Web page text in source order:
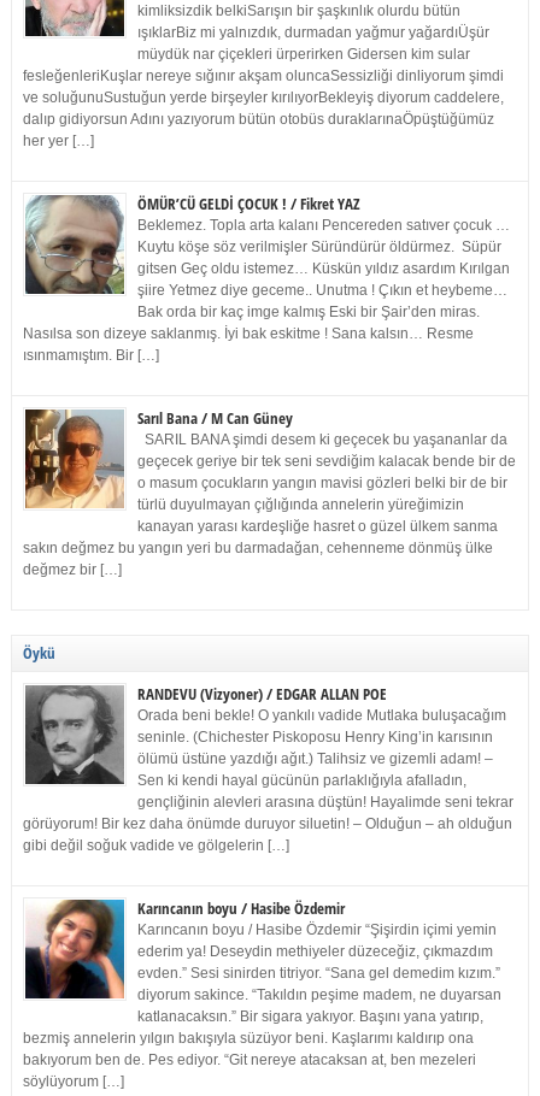
kimliksizdik belkiSarışın bir şaşkınlık olurdu bütün
ışıklarBiz mi yalnızdık, durmadan yağmur yağardıÜşür
müydük nar çiçekleri ürperirken Gidersen kim sular
fesleğenleriKuşlar nereye sığınır akşam oluncaSessizliği dinliyorum şimdi
ve soluğunuSustuğun yerde birşeyler kırılıyorBekleyiş diyorum caddelere,
dalıp gidiyorsun Adını yazıyorum bütün otobüs duraklarınaÖpüştüğümüz
her yer […]
ÖMÜR’CÜ GELDİ ÇOCUK ! / Fikret YAZ
Beklemez. Topla arta kalanı Pencereden satıver çocuk …
Kuytu köşe söz verilmişler Süründürür öldürmez. Süpür
gitsen Geç oldu istemez… Küskün yıldız asardım Kırılgan
şiire Yetmez diye geceme.. Unutma ! Çıkın et heybeme…
Bak orda bir kaç imge kalmış Eski bir Şair’den miras.
Nasılsa son dizeye saklanmış. İyi bak eskitme ! Sana kalsın… Resme
ısınmamıştım. Bir […]
Sarıl Bana / M Can Güney
SARIL BANA şimdi desem ki geçecek bu yaşananlar da
geçecek geriye bir tek seni sevdiğim kalacak bende bir de
o masum çocukların yangın mavisi gözleri belki bir de bir
türlü duyulmayan çığlığında annelerin yüreğimizin
kanayan yarası kardeşliğe hasret o güzel ülkem sanma
sakın değmez bu yangın yeri bu darmadağan, cehenneme dönmüş ülke
değmez bir […]
Öykü
RANDEVU (Vizyoner) / EDGAR ALLAN POE
Orada beni bekle! O yankılı vadide Mutlaka buluşacağım
seninle. (Chichester Piskoposu Henry King’in karısının
ölümü üstüne yazdığı ağıt.) Talihsiz ve gizemli adam! –
Sen ki kendi hayal gücünün parlaklığıyla afalladın,
gençliğinin alevleri arasına düştün! Hayalimde seni tekrar
görüyorum! Bir kez daha önümde duruyor siluetin! – Olduğun – ah olduğun
gibi değil soğuk vadide ve gölgelerin […]
Karıncanın boyu / Hasibe Özdemir
Karıncanın boyu / Hasibe Özdemir “Şişirdin içimi yemin
ederim ya! Deseydin methiyeler düzeceğiz, çıkmazdım
evden.” Sesi sinirden titriyor. “Sana gel demedim kızım.”
diyorum sakince. “Takıldın peşime madem, ne duyarsan
katlanacaksın.” Bir sigara yakıyor. Başını yana yatırıp,
bezmiş annelerin yılgın bakışıyla süzüyor beni. Kaşlarımı kaldırıp ona
bakıyorum ben de. Pes ediyor. “Git nereye atacaksan at, ben mezeleri
söylüyorum […]